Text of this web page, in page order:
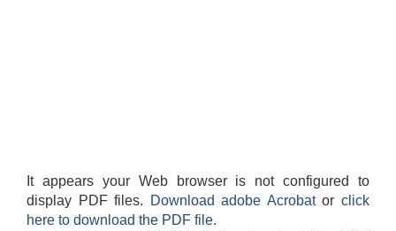
It appears your Web browser is not configured to
display PDF files.
Download adobe Acrobatorclick
here to download the PDF file.